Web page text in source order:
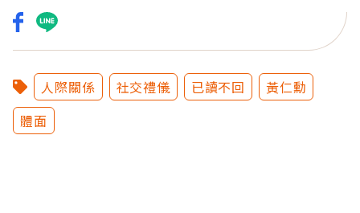
人際關係 社交禮儀 已讀不回
黃仁勳
體面